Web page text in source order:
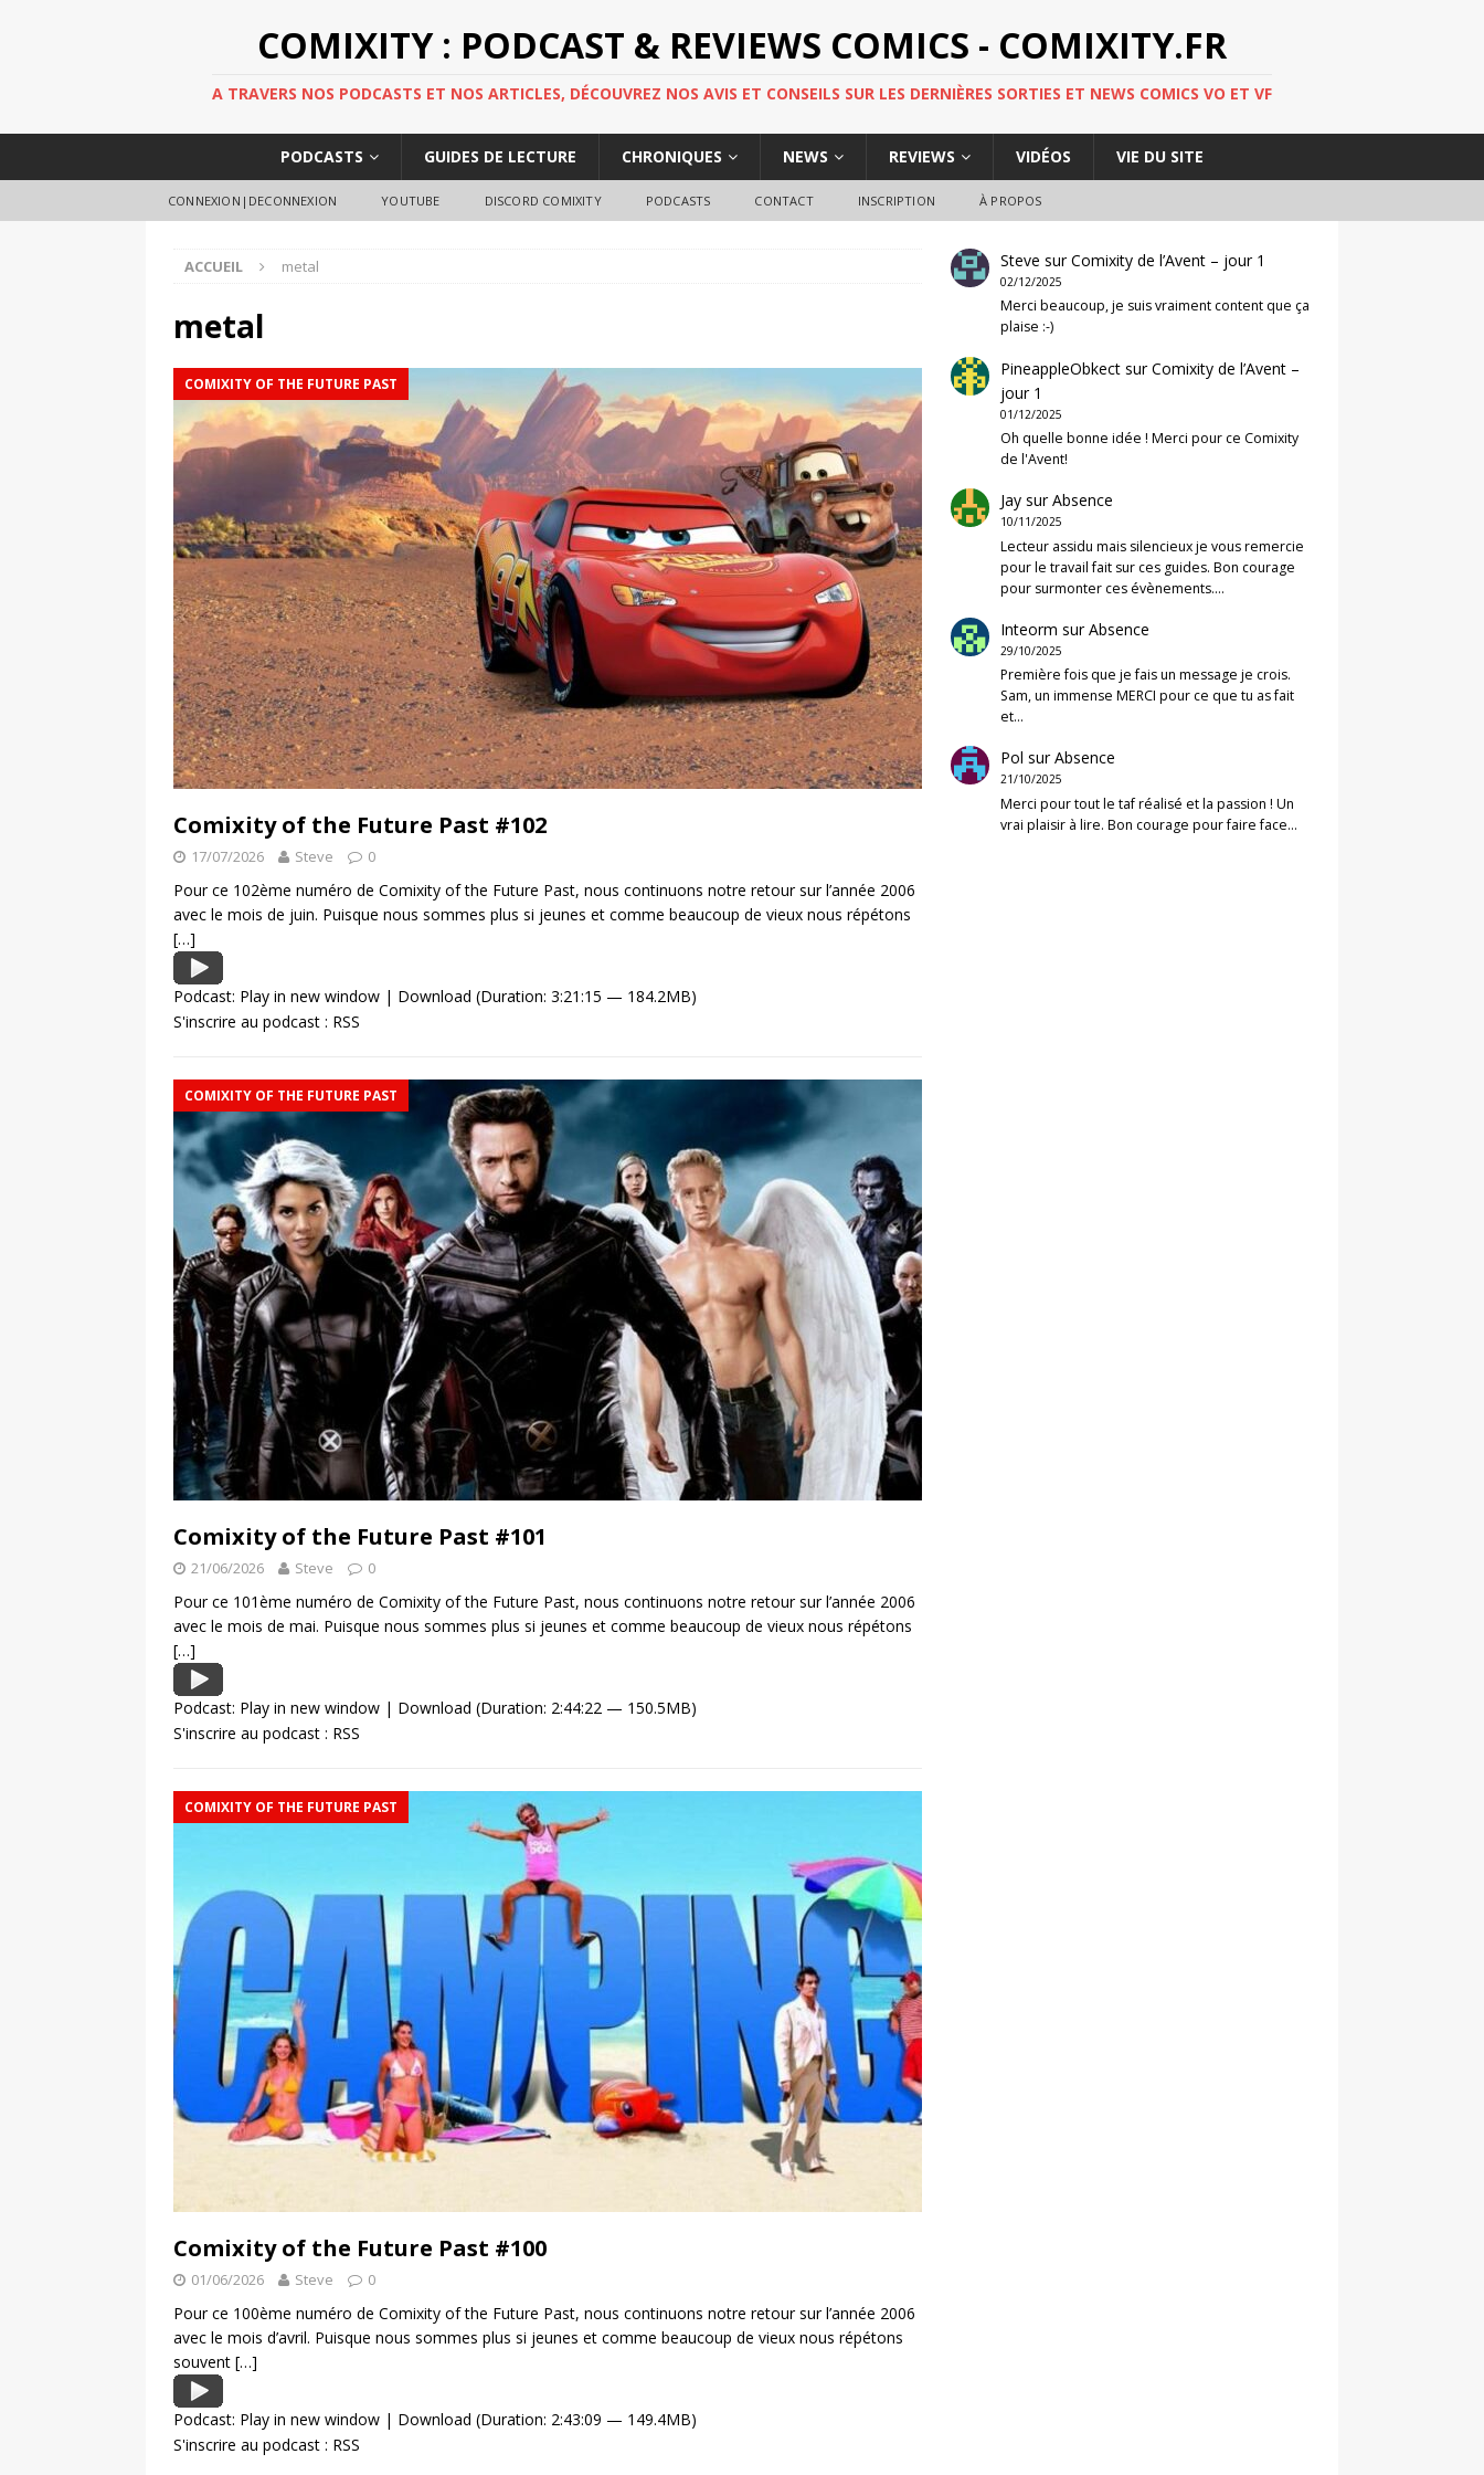
COMIXITY : PODCAST & REVIEWS COMICS - COMIXITY.FR
A TRAVERS NOS PODCASTS ET NOS ARTICLES, DÉCOUVREZ NOS AVIS ET CONSEILS SUR LES DERNIÈRES SORTIES ET NEWS COMICS VO ET VF
PODCASTS GUIDES DE LECTURE CHRONIQUES NEWS REVIEWS VIDÉOS VIE DU SITE
CONNEXION|DECONNEXION YOUTUBE DISCORD COMIXITY PODCASTS CONTACT INSCRIPTION À PROPOS
ACCUEIL metal
metal
COMIXITY OF THE FUTURE PAST
Comixity of the Future Past #102
17/07/2026 Steve 0
Pour ce 102ème numéro de Comixity of the Future Past, nous continuons notre retour sur l’année 2006
avec le mois de juin. Puisque nous sommes plus si jeunes et comme beaucoup de vieux nous répétons
[…]
Podcast: Play in new window | Download (Duration: 3:21:15 — 184.2MB)
S'inscrire au podcast : RSS
COMIXITY OF THE FUTURE PAST
Comixity of the Future Past #101
21/06/2026 Steve 0
Pour ce 101ème numéro de Comixity of the Future Past, nous continuons notre retour sur l’année 2006
avec le mois de mai. Puisque nous sommes plus si jeunes et comme beaucoup de vieux nous répétons
[…]
Podcast: Play in new window | Download (Duration: 2:44:22 — 150.5MB)
S'inscrire au podcast : RSS
COMIXITY OF THE FUTURE PAST
Comixity of the Future Past #100
01/06/2026 Steve 0
Pour ce 100ème numéro de Comixity of the Future Past, nous continuons notre retour sur l’année 2006
avec le mois d’avril. Puisque nous sommes plus si jeunes et comme beaucoup de vieux nous répétons
souvent […]
Podcast: Play in new window | Download (Duration: 2:43:09 — 149.4MB)
S'inscrire au podcast : RSS
Steve surComixity de l’Avent – jour 1
02/12/2025
Merci beaucoup, je suis vraiment content que ça
plaise :-)
PineappleObkect surComixity de l’Avent –
jour 1
01/12/2025
Oh quelle bonne idée ! Merci pour ce Comixity
de l'Avent!
Jay surAbsence
10/11/2025
Lecteur assidu mais silencieux je vous remercie
pour le travail fait sur ces guides. Bon courage
pour surmonter ces évènements.…
Inteorm surAbsence
29/10/2025
Première fois que je fais un message je crois.
Sam, un immense MERCI pour ce que tu as fait
et…
Pol surAbsence
21/10/2025
Merci pour tout le taf réalisé et la passion ! Un
vrai plaisir à lire. Bon courage pour faire face…